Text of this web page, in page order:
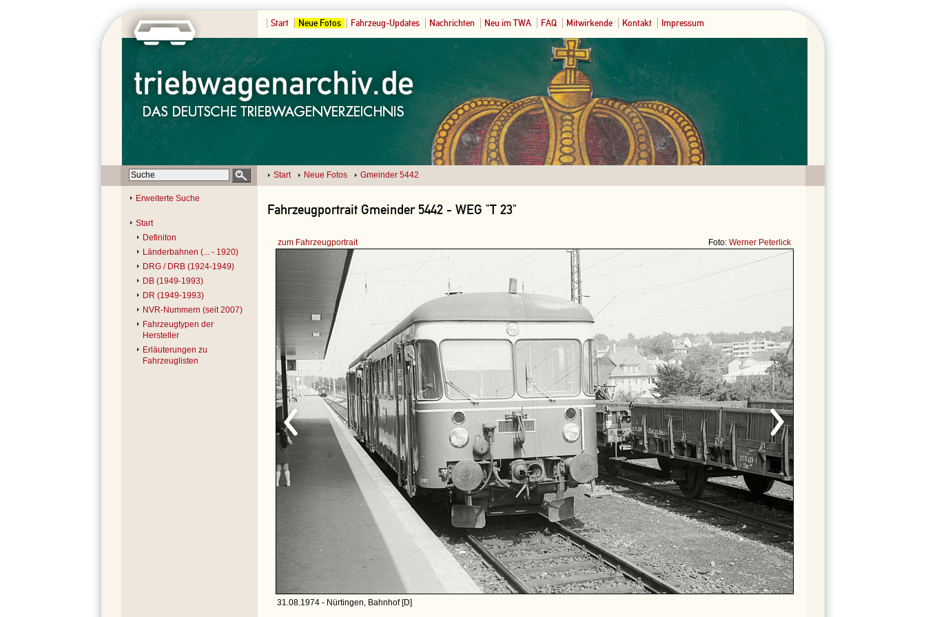
Start Neue Fotos Fahrzeug-Updates Nachrichten Neu im TWA FAQ Mitwirkende Kontakt Impressum
Start Neue Fotos Gmeinder 5442
Erweiterte Suche
Start
Definiton
Länderbahnen (... - 1920)
DRG / DRB (1924-1949)
DB (1949-1993)
DR (1949-1993)
NVR-Nummern (seit 2007)
Fahrzeugtypen der
Hersteller
Erläuterungen zu
Fahrzeuglisten
Fahrzeugportrait Gmeinder 5442 - WEG "T 23"
zum Fahrzeugportrait Foto: Werner Peterlick
31.08.1974 - Nürtingen, Bahnhof [D]